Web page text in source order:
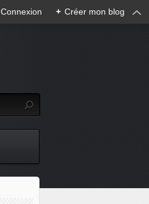
Connexion + Créer mon blog